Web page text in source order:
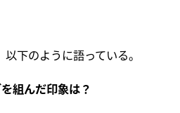
下のように語っている。
組んだ印象は？